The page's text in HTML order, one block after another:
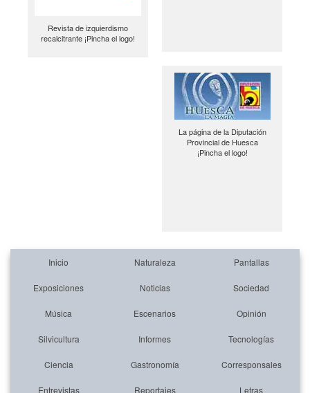
Revista de izquierdismo
recalcitrante ¡Pincha el logo!
La página de la Diputación
Provincial de Huesca
¡Pincha el logo!
Inicio Naturaleza Pantallas
Exposiciones Noticias Sociedad
Música Escenarios Opinión
Silvicultura Informes Tecnologías
Ciencia Gastronomía Corresponsales
Entrevistas Reportajes Letras